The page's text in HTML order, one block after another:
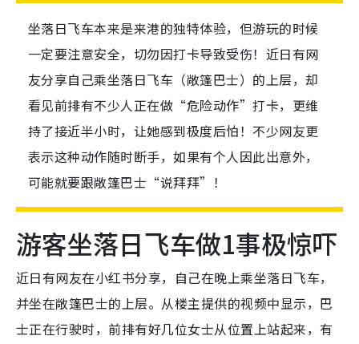
坐落日飞车本来是来港的独特体验，但游玩的时候
一定要注意安全，切勿因打卡导致受伤！近日有网
友分享自己乘坐落日飞车（敞篷巴士）的上层，却
看见前排有不少人正在做“危险动作”打卡，更维
持了接近半小时，让她感到极度后怕！不少网友更
表示这种动作随时断手，如果有个人因此出意外，
可能就要跟敞篷巴士“说拜拜”！
游客坐落日飞车做1事极惊吓
近日有网友在小红书分享，自己在晚上乘坐落日飞车，
并坐在敞篷巴士的上层。从楼主提供的视频中显示，巴
士正在行驶时，前排有好几位女士从位置上站起来，有